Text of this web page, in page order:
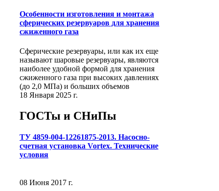
Особенности изготовления и монтажа
сферических резервуаров для хранения
сжиженного газа
Сферические резервуары, или как их еще
называют шаровые резервуары, являются
наиболее удобной формой для хранения
сжиженного газа при высоких давлениях
(до 2,0 МПа) и больших объемов
18 Января 2025 г.
ГОСТы и СНиПы
ТУ 4859-004-12261875-2013. Насосно-
счетная установка Vortex. Технические
условия
08 Июня 2017 г.